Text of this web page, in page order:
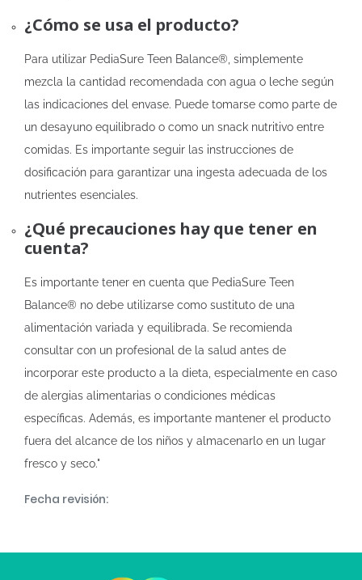
¿Cómo se usa el producto?
Para utilizar PediaSure Teen Balance®, simplemente
mezcla la cantidad recomendada con agua o leche según
las indicaciones del envase. Puede tomarse como parte de
un desayuno equilibrado o como un snack nutritivo entre
comidas. Es importante seguir las instrucciones de
dosificación para garantizar una ingesta adecuada de los
nutrientes esenciales.
¿Qué precauciones hay que tener en
cuenta?
Es importante tener en cuenta que PediaSure Teen
Balance® no debe utilizarse como sustituto de una
alimentación variada y equilibrada. Se recomienda
consultar con un profesional de la salud antes de
incorporar este producto a la dieta, especialmente en caso
de alergias alimentarias o condiciones médicas
específicas. Además, es importante mantener el producto
fuera del alcance de los niños y almacenarlo en un lugar
fresco y seco."
Fecha revisión: